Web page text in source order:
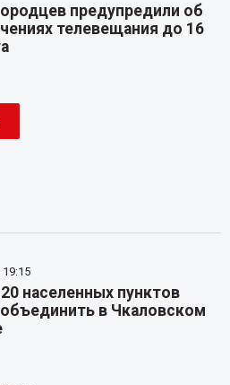
предупредили об
телевещания до 16
19:15
населенных пунктов
в Чкаловском